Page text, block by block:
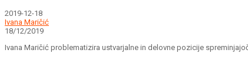
2019-12-18
Ivana Maričić
18/12/2019
Ivana Maričić problematizira ustvarjalne in delovne pozicije